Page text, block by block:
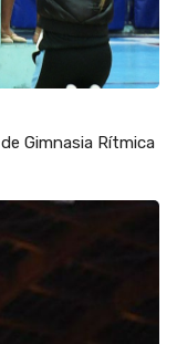
Gimnasia Rítmica